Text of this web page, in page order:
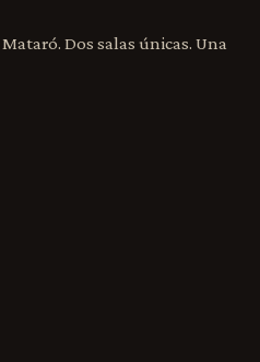
Dos salas únicas. Una